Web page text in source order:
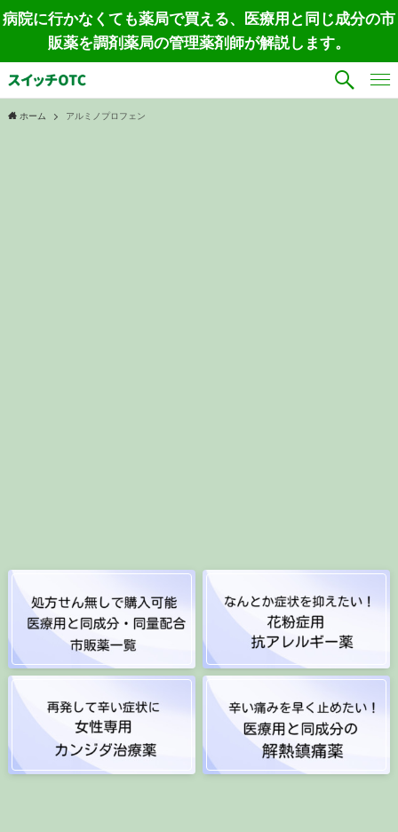
病院に行かなくても薬局で買える、医療用と同じ成分の市
販薬を調剤薬局の管理薬剤師が解説します。
ホーム アルミノプロフェン